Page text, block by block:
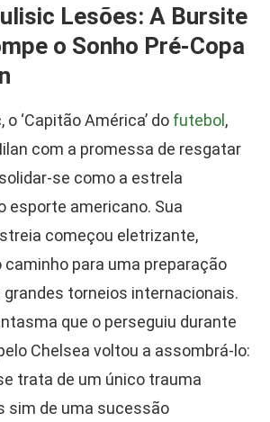
Lesões: A Bursite
o Sonho Pré-Copa
‘Capitão América’ do futebol ,
com a promessa de resgatar
se como a estrela
esporte americano. Sua
começou eletrizante,
para uma preparação
grandes torneios internacionais.
que o perseguiu durante
Chelsea voltou a assombrá-lo:
trata de um único trauma
sim de uma sucessão